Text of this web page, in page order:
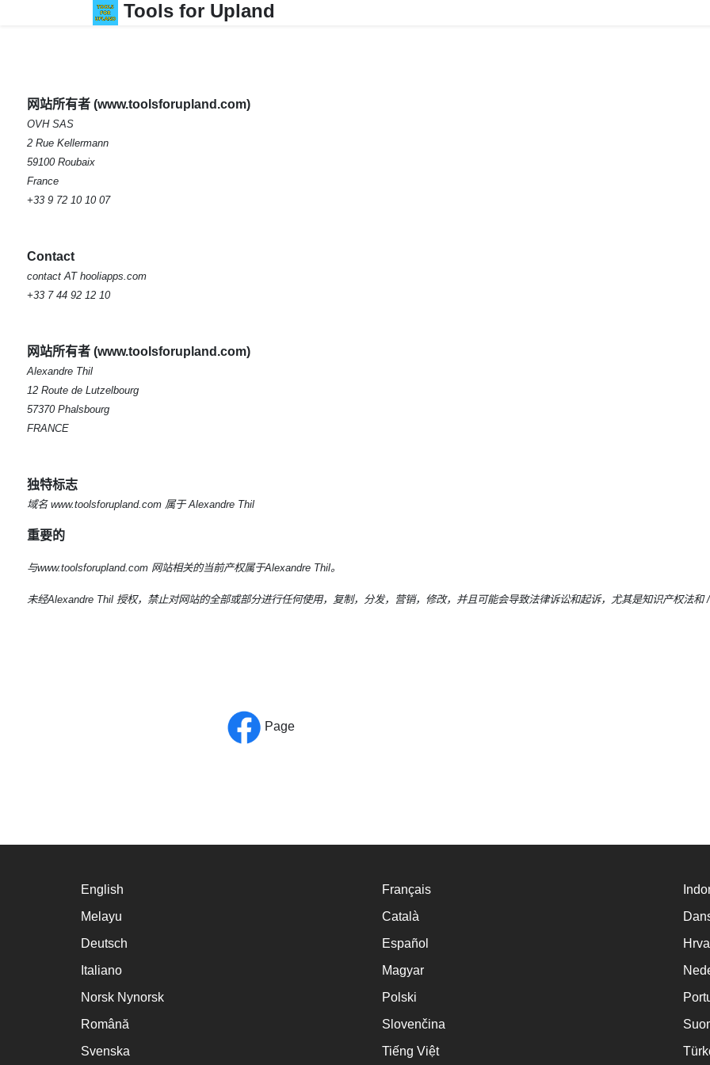
Tools for Upland
网站所有者 (www.toolsforupland.com)
OVH SAS
2 Rue Kellermann
59100 Roubaix
France
+33 9 72 10 10 07
Contact
contact AT hooliapps.com
+33 7 44 92 12 10
网站所有者 (www.toolsforupland.com)
Alexandre Thil
12 Route de Lutzelbourg
57370 Phalsbourg
FRANCE
独特标志
域名 www.toolsforupland.com 属于 Alexandre Thil
重要的
与www.toolsforupland.com 网站相关的当前产权属于Alexandre Thil。
未经Alexandre Thil 授权，禁止对网站的全部或部分进行任何使用，复制，分发，营销，修改，并且可能会导致法律诉讼和起诉，尤其是知识产权法和 /
Page
English Français
Melayu
Català
Deutsch
Español
Italiano
Magyar
Norsk Nynorsk
Polski
Română
Slovenčina
Svenska
Tiếng Việt